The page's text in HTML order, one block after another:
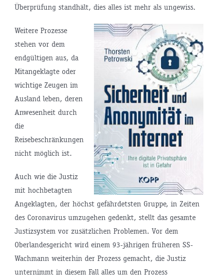
Überprüfung standhält, dies alles ist mehr als ungewiss.
Weitere Prozesse
stehen vor dem
endgültigen aus, da
Mitangeklagte oder
wichtige Zeugen im
Ausland leben, deren
Anwesenheit durch
die
Reisebeschränkungen
nicht möglich ist.
Auch wie die Justiz
mit hochbetagten
Angeklagten, der höchst gefährdetsten Gruppe, in Zeiten
des Coronavirus umzugehen gedenkt, stellt das gesamte
Justizsystem vor zusätzlichen Problemen. Vor dem
Oberlandesgericht wird einem 93-jährigen früheren SS-
Wachmann weiterhin der Prozess gemacht, die Justiz
unternimmt in diesem Fall alles um den Prozess